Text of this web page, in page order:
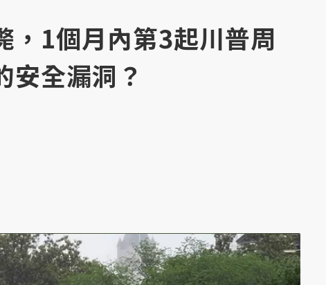
，1個月內第3起川普周
安全漏洞？